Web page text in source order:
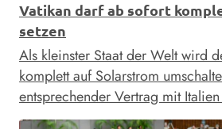
Vatikan darf ab sofort
setzen
Als kleinster Staat der Welt wird
komplett auf Solarstrom
entsprechender Vertrag mit